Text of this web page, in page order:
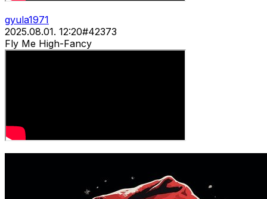
gyula1971
2025.08.01. 12:20#42373
Fly Me High-Fancy